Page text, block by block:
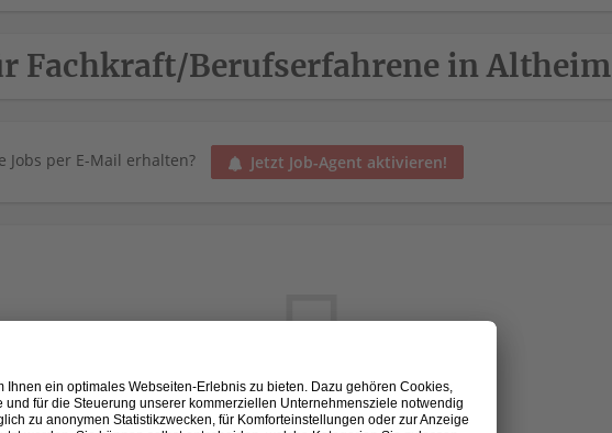
Fachkraft/Berufserfahrene in Altheim
Jobs per E-Mail erhalten? Jetzt Job-Agent aktivieren!